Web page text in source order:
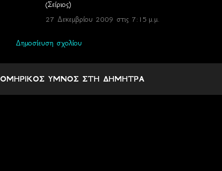
(Σείριος)
27 Δεκεμβρίου 2009 στις 7:15 μ.μ.
Δημοσίευση σχολίου
ΟΜΗΡΙΚΟΣ ΥΜΝΟΣ ΣΤΗ ΔΗΜΗΤΡΑ